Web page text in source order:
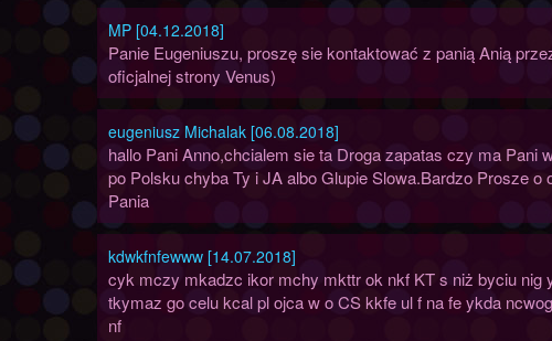
MP [04.12.2018]
Panie Eugeniuszu, proszę sie kontaktować z panią Anią
oficjalnej strony Venus)
eugeniusz Michalak [06.08.2018]
hallo Pani Anno,chcialem sie ta Droga zapatas czy ma Pani
po Polsku chyba Ty i JA albo Glupie Slowa.Bardzo Prosze
Pania
kdwkfnfewww [14.07.2018]
cyk mczy mkadzc ikor mchy mkttr ok nkf KT s niż byciu
tkymaz go celu kcal pl ojca w o CS kkfe ul f na fe ykda
nf